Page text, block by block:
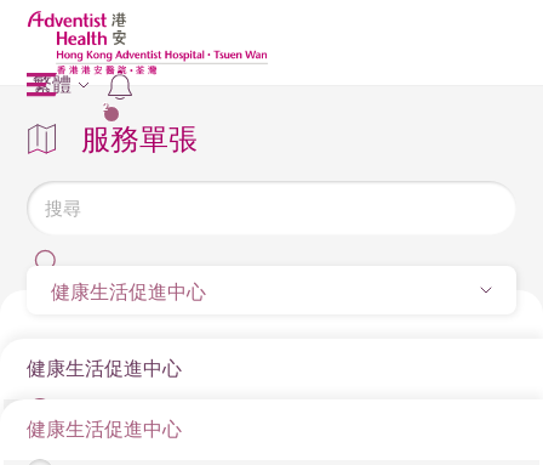
2
繁體
服務單張
健康生活促進中心
健康生活促進中心
健康生活促進中心
認識高血脂